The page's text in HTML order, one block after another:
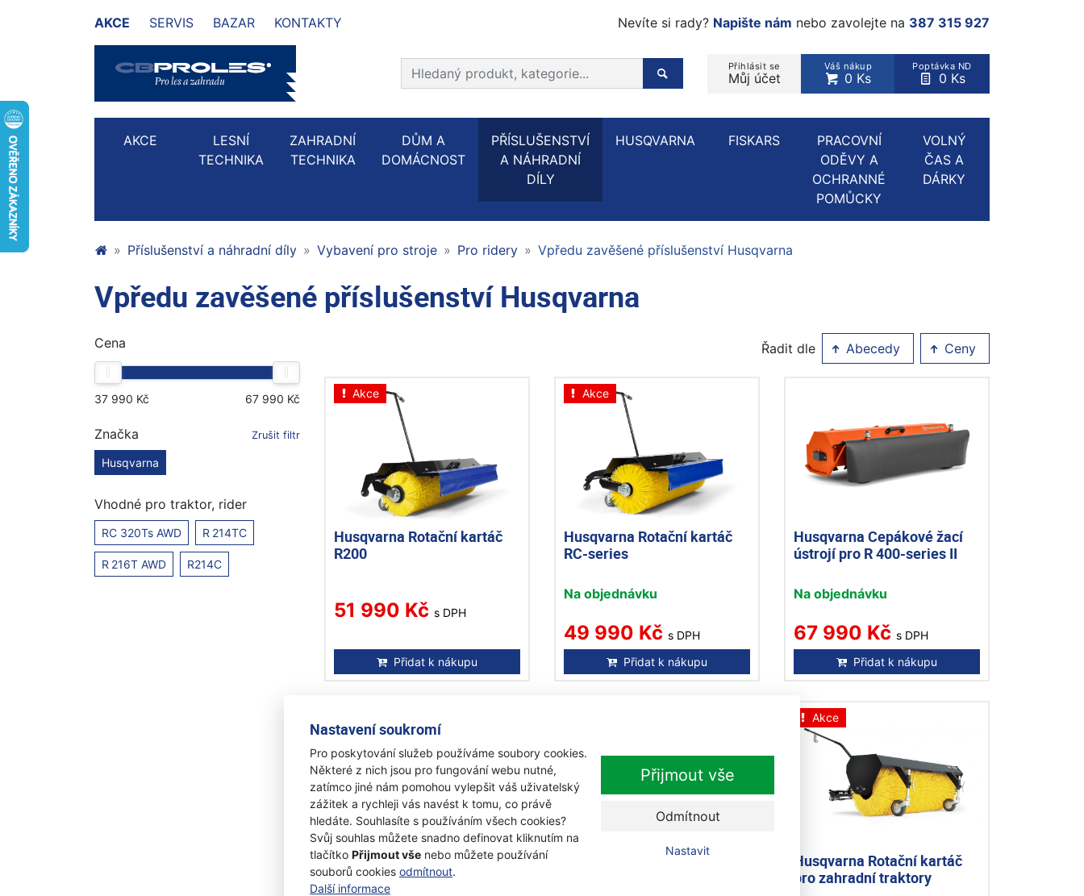
Nastavení soukromí
Pro poskytování služeb používáme soubory cookies.
Některé z nich jsou pro fungování webu nutné,
zatímco jiné nám pomohou vylepšit váš uživatelský
zážitek a rychleji vás navést k tomu, co právě
hledáte. Souhlasíte s používáním všech cookies?
Svůj souhlas můžete snadno definovat kliknutím na
tlačítko Přijmout vše nebo můžete používání
souborů cookies odmítnout.
Další informace
Přijmout vše
Odmítnout
Nastavit
AKCE SERVIS BAZAR KONTAKTY Nevíte si rady? Napište nám nebo zavolejte na 387 315 927
Přihlásit se
Můj účet
Váš nákup
0 Ks
Poptávka ND
0 Ks
Prohledat web
Hledaný produkt, kategorie...
AKCE
LESNÍ
TECHNIKA
ZAHRADNÍ
TECHNIKA
DŮM A
DOMÁCNOST
PŘÍSLUŠENSTVÍ
A NÁHRADNÍ
DÍLY
HUSQVARNA FISKARS
PRACOVNÍ
ODĚVY A
OCHRANNÉ
POMŮCKY
VOLNÝ
ČAS A
DÁRKY
Příslušenství a náhradní díly Vybavení pro stroje Pro ridery Vpředu zavěšené příslušenství Husqvarna
Vpředu zavěšené příslušenství Husqvarna
Cena
Značka Zrušit filtr
Husqvarna
Vhodné pro traktor, rider
RC 320Ts AWD R 214TC
R 216T AWD R214C
Řadit dle Abecedy Ceny
Akce
Husqvarna Rotační kartáč
R200
51 990 Kč s DPH
Přidat k nákupu
Akce
Husqvarna Rotační kartáč
RC-series
Na objednávku
49 990 Kč s DPH
Přidat k nákupu
Husqvarna Cepákové žací
ústrojí pro R 400-series II
Na objednávku
67 990 Kč s DPH
Přidat k nákupu
Husqvarna Sněhová radlice
- pro R 400 serie II
Husqvarna Cepákové žací
Akce
Husqvarna Rotační kartáč
pro zahradní traktory